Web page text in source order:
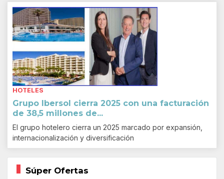
HOTELES
Grupo Ibersol cierra 2025 con una facturación
de 38,5 millones de...
El grupo hotelero cierra un 2025 marcado por expansión,
internacionalización y diversificación
Súper Ofertas